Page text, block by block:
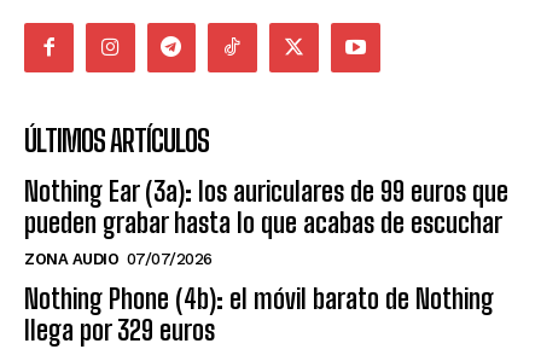
ÚLTIMOS ARTÍCULOS
Nothing Ear (3a): los auriculares de 99 euros que
pueden grabar hasta lo que acabas de escuchar
ZONA AUDIO 07/07/2026
Nothing Phone (4b): el móvil barato de Nothing
llega por 329 euros